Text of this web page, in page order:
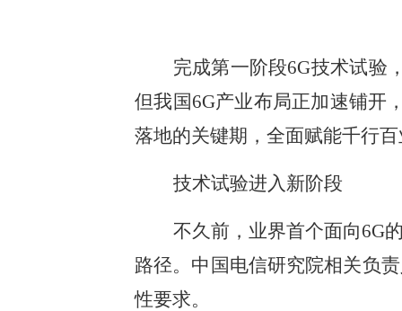
完成第一阶段6G技术试验
但我国6G产业布局正加速铺开
落地的关键期，全面赋能千行
技术试验进入新阶段
不久前，业界首个面向6G
路径。中国电信研究院相关负
性要求。